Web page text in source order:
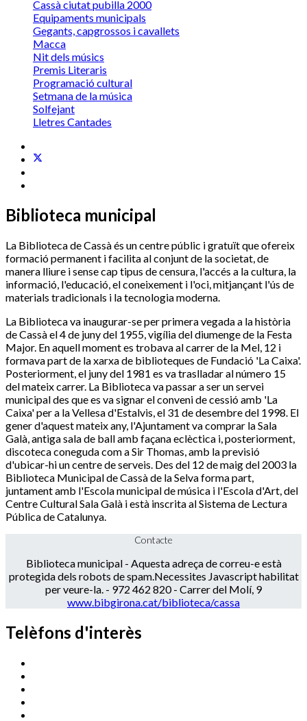
Cassà ciutat pubilla 2000
Equipaments municipals
Gegants, capgrossos i cavallets
Macca
Nit dels músics
Premis Literaris
Programació cultural
Setmana de la música
Solfejant
Lletres Cantades
Biblioteca municipal
La Biblioteca de Cassà és un centre públic i gratuït que ofereix
formació permanent i facilita al conjunt de la societat, de
manera lliure i sense cap tipus de censura, l'accés a la cultura, la
informació, l'educació, el coneixement i l'oci, mitjançant l'ús de
materials tradicionals i la tecnologia moderna.
La Biblioteca va inaugurar-se per primera vegada a la història
de Cassà el 4 de juny del 1955, vigília del diumenge de la Festa
Major. En aquell moment es trobava al carrer de la Mel, 12 i
formava part de la xarxa de biblioteques de Fundació 'La Caixa'.
Posteriorment, el juny del 1981 es va traslladar al número 15
del mateix carrer. La Biblioteca va passar a ser un servei
municipal des que es va signar el conveni de cessió amb 'La
Caixa' per a la Vellesa d'Estalvis, el 31 de desembre del 1998. El
gener d'aquest mateix any, l'Ajuntament va comprar la Sala
Galà, antiga sala de ball amb façana eclèctica i, posteriorment,
discoteca coneguda com a Sir Thomas, amb la previsió
d'ubicar-hi un centre de serveis. Des del 12 de maig del 2003 la
Biblioteca Municipal de Cassà de la Selva forma part,
juntament amb l'Escola municipal de música i l'Escola d'Art, del
Centre Cultural Sala Galà i està inscrita al Sistema de Lectura
Pública de Catalunya.
Contacte
Biblioteca municipal - Aquesta adreça de correu-e està
protegida dels robots de spam.Necessites Javascript habilitat
per veure-la. - 972 462 820 - Carrer del Molí, 9
www.bibgirona.cat/biblioteca/cassa
Telèfons d'interès